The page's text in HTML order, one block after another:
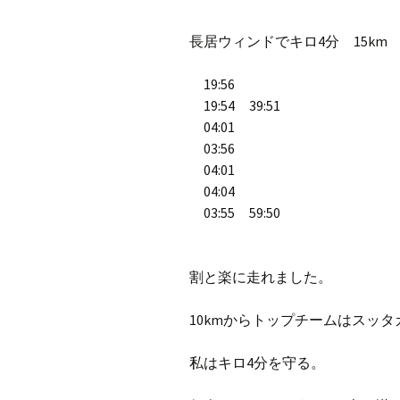
長居ウィンドでキロ4分 15km
19:56
19:54 39:51
04:01
03:56
04:01
04:04
03:55 59:50
割と楽に走れました。
10kmからトップチームはスッ
私はキロ4分を守る。